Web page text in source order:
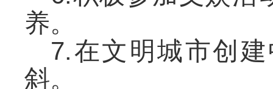
养。
7.在文明城市创
斜。